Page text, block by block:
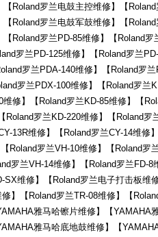
Roland罗兰电鼓主控维修】【
Roland罗兰电鼓军鼓维修】【
Roland罗兰PD-85维修】【Roland
罗兰PD-125维修】【Roland罗兰
罗兰PDA-140维修】【Roland罗
罗兰PDX-100维修】【Roland罗
修】【Roland罗兰KD-85维修】【
Roland罗兰KD-220维修】【Roland罗
13R维修】【Roland罗兰CY-14维修
Roland罗兰VH-10维修】【Roland罗
罗兰VH-14维修】【Roland罗兰FD-
维修】【Roland罗兰电子打击板维
】【Roland罗兰TR-08维修】【
雅马哈镲片维修】【
雅马哈底地鼓维修】【